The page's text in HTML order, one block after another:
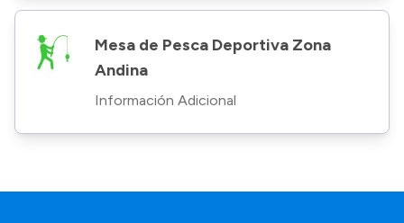
Mesa de Pesca Deportiva Zona
Andina
Información Adicional